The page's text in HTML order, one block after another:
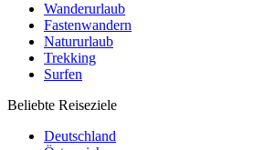
Wanderurlaub
Fastenwandern
Natururlaub
Trekking
Surfen
Beliebte Reiseziele
Deutschland